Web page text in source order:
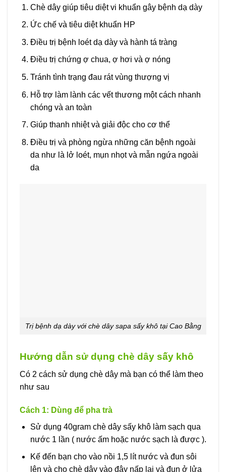
Chè dây giúp tiêu diệt vi khuẩn gây bệnh dạ dày
Ức chế và tiêu diệt khuẩn HP
Điều trị bệnh loét dạ dày và hành tá tràng
Điều trị chứng ợ chua, ợ hơi và ợ nóng
Tránh tình trạng đau rát vùng thượng vị
Hỗ trợ làm lành các vết thương một cách nhanh
chóng và an toàn
Giúp thanh nhiệt và giải độc cho cơ thể
Điều trị và phòng ngừa những căn bệnh ngoài
da như là lở loét, mụn nhọt và mẫn ngứa ngoài
da
Trị bệnh dạ dày với chè dây sapa sấy khô tại Cao Bằng
Hướng dẫn sử dụng chè dây sấy khô
Có 2 cách sử dụng chè dây mà bạn có thể làm theo
như sau
Cách 1: Dùng để pha trà
Sử dụng 40gram chè dây sấy khô làm sạch qua
nước 1 lần ( nước ấm hoặc nước sạch là được ).
Kế đến bạn cho vào nồi 1,5 lít nước và đun sôi
lên và cho chè dây vào đậy nấp lại và đun ở lửa